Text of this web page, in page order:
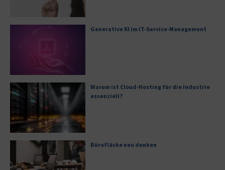
Generative KI im IT-Service-Management
Warum ist Cloud-Hosting für die Industrie
essenziell?
Bürofläche neu denken